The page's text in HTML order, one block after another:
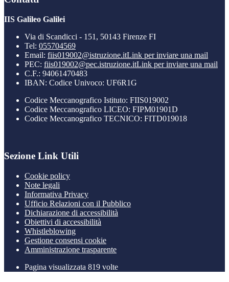
IIS Galileo Galilei
Via di Scandicci - 151, 50143 Firenze FI
Tel: 055704569
Email: fiis019002@istruzione.itLink per inviare una mail
PEC: fiis019002@pec.istruzione.itLink per inviare una mail
C.F.: 94061470483
IBAN: Codice Univoco: UF6R1G
Codice Meccanografico Istituto: FIIS019002
Codice Meccanografico LICEO: FIPM01901D
Codice Meccanografico TECNICO: FITD019018
Sezione Link Utili
Cookie policy
Note legali
Informativa Privacy
Ufficio Relazioni con il Pubblico
Dichiarazione di accessibilità
Obiettivi di accessibilità
Whistleblowing
Gestione consensi cookie
Amministrazione trasparente
Pagina visualizzata 819 volte